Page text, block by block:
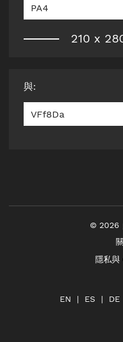
PA4
210 x
與:
VFf8Da
© 2026
隱私
EN ES DE